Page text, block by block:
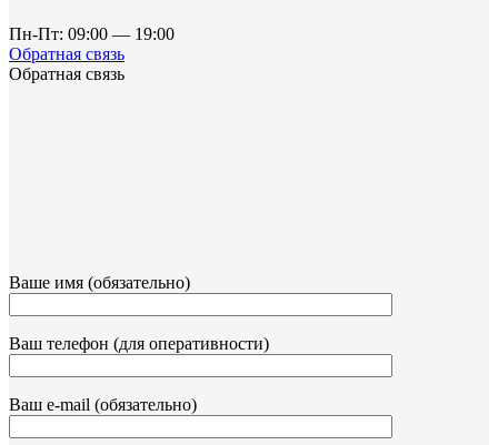
Пн-Пт: 09:00 — 19:00
Обратная связь
Обратная связь
Ваше имя (обязательно)
Ваш телефон (для оперативности)
Ваш e-mail (обязательно)